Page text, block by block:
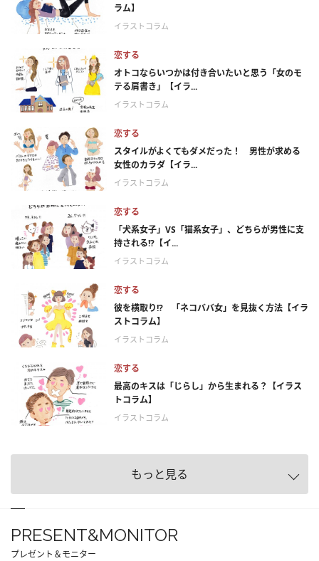
ラム】
イラストコラム
恋する
オトコならいつかは付き合いたいと思う「女のモ
テる肩書き」【イラ...
イラストコラム
恋する
スタイルがよくてもダメだった！ 男性が求める
女性のカラダ【イラ...
イラストコラム
恋する
「犬系女子」VS「猫系女子」、どちらが男性に支
持される!?【イ...
イラストコラム
恋する
彼を横取り!? 「ネコババ女」を見抜く方法【イラ
ストコラム】
イラストコラム
恋する
最高のキスは「じらし」から生まれる？【イラス
トコラム】
イラストコラム
もっと見る
PRESENT&MONITOR
プレゼント＆モニター